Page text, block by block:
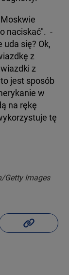
naciskać". -
uda się? Ok,
z
z
jest sposób
w
na rękę
tę
Getty Images